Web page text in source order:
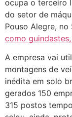
ocupa o terceiro
do setor de
Pouso Alegre, no
como
A empresa vai
montagens de
inédita em solo
gerados 150
315 postos